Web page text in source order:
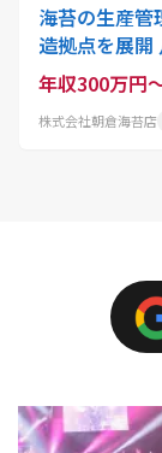
海苔の生産管
造拠点を展開
年収300万円
株式会社朝倉海苔店